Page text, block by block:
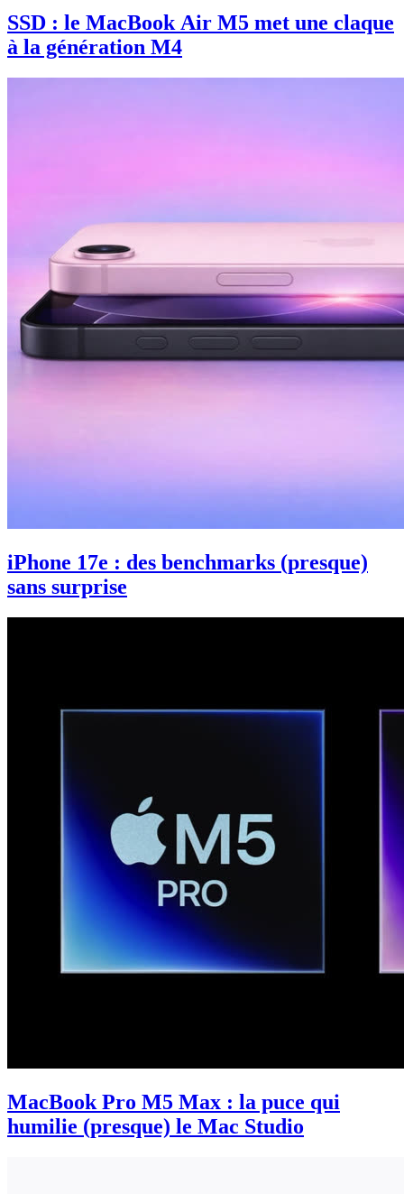
SSD : le MacBook Air M5 met une claque
à la génération M4
iPhone 17e : des benchmarks (presque)
sans surprise
MacBook Pro M5 Max : la puce qui
humilie (presque) le Mac Studio